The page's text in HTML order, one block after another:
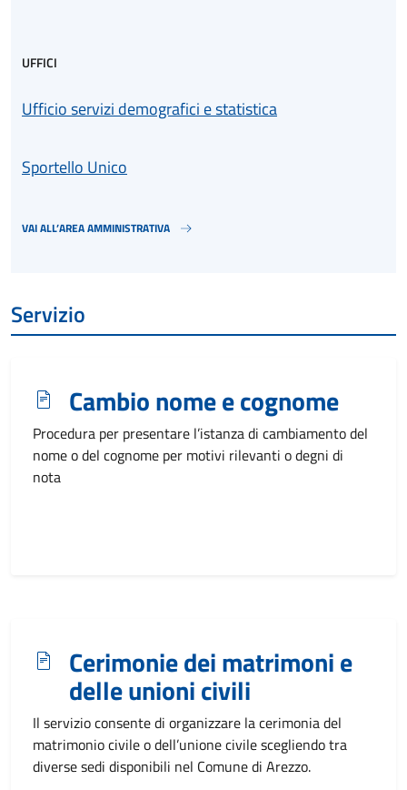
UFFICI
Ufficio servizi demografici e statistica
Sportello Unico
VAI ALL’AREA AMMINISTRATIVA
Servizio
Cambio nome e cognome
Procedura per presentare l’istanza di cambiamento del
nome o del cognome per motivi rilevanti o degni di
nota
Cerimonie dei matrimoni e
delle unioni civili
Il servizio consente di organizzare la cerimonia del
matrimonio civile o dell’unione civile scegliendo tra
diverse sedi disponibili nel Comune di Arezzo.